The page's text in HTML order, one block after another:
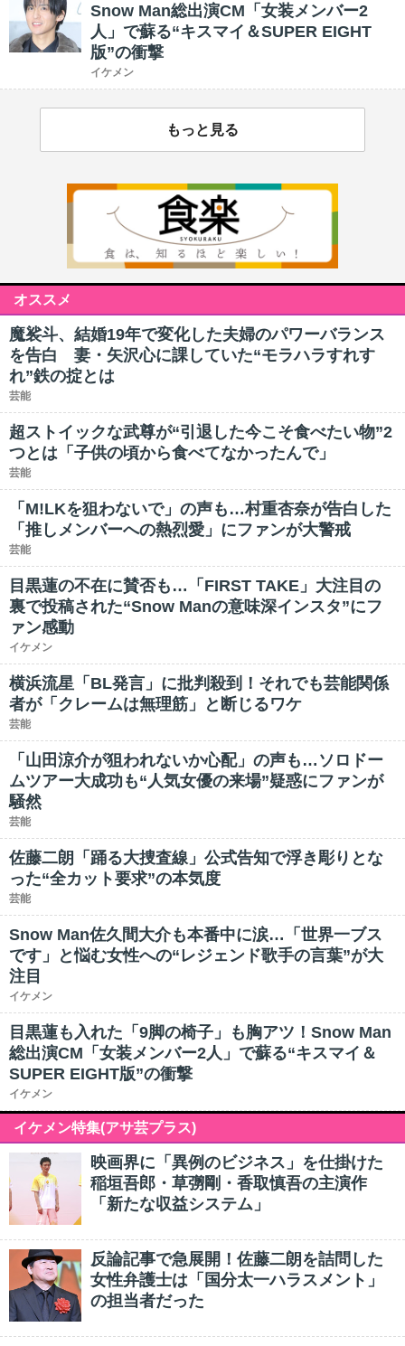
Snow Man総出演CM「女装メンバー2
人」で蘇る“キスマイ＆SUPER EIGHT
版”の衝撃
イケメン
もっと見る
オススメ
魔裟斗、結婚19年で変化した夫婦のパワーバランス
を告白 妻・矢沢心に課していた“モラハラすれす
れ”鉄の掟とは
芸能
超ストイックな武尊が“引退した今こそ食べたい物”2
つとは「子供の頃から食べてなかったんで」
芸能
「M!LKを狙わないで」の声も…村重杏奈が告白した
「推しメンバーへの熱烈愛」にファンが大警戒
芸能
目黒蓮の不在に賛否も…「FIRST TAKE」大注目の
裏で投稿された“Snow Manの意味深インスタ”にフ
ァン感動
イケメン
横浜流星「BL発言」に批判殺到！それでも芸能関係
者が「クレームは無理筋」と断じるワケ
芸能
「山田涼介が狙われないか心配」の声も…ソロドー
ムツアー大成功も“人気女優の来場”疑惑にファンが
騒然
芸能
佐藤二朗「踊る大捜査線」公式告知で浮き彫りとな
った“全カット要求”の本気度
芸能
Snow Man佐久間大介も本番中に涙…「世界一ブス
です」と悩む女性への“レジェンド歌手の言葉”が大
注目
イケメン
目黒蓮も入れた「9脚の椅子」も胸アツ！Snow Man
総出演CM「女装メンバー2人」で蘇る“キスマイ＆
SUPER EIGHT版”の衝撃
イケメン
イケメン特集(アサ芸プラス)
映画界に「異例のビジネス」を仕掛けた
稲垣吾郎・草彅剛・香取慎吾の主演作
「新たな収益システム」
反論記事で急展開！佐藤二朗を詰問した
女性弁護士は「国分太一ハラスメント」
の担当者だった